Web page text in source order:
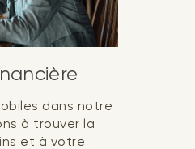
dans notre
à trouver la
et à votre